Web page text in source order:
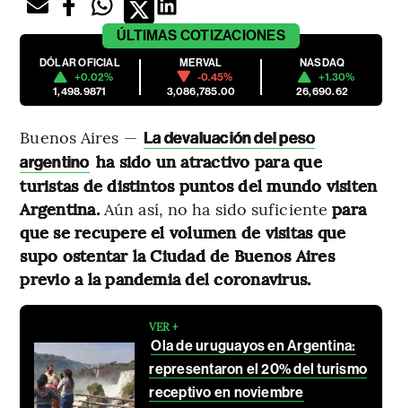
ÚLTIMAS COTIZACIONES
DÓLAR OFICIAL
+0.02%
1,498.9871
MERVAL
-0.45%
3,086,785.00
NASDAQ
+1.30%
26,690.62
Buenos Aires — La devaluación del peso
argentino ha sido un atractivo para que
turistas de distintos puntos del mundo visiten
Argentina. Aún así, no ha sido suficientepara
que se recupere el volumen de visitas que
supo ostentar la Ciudad de Buenos Aires
previo a la pandemia del coronavirus.
VER +
Ola de uruguayos en Argentina:
representaron el 20% del turismo
receptivo en noviembre